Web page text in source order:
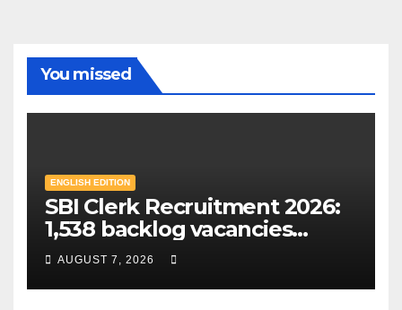
You missed
ENGLISH EDITION
SBI Clerk Recruitment 2026:
1,538 backlog vacancies
announced in special drive;
Check eligibility & how to
apply | Mint
AUGUST 7, 2026